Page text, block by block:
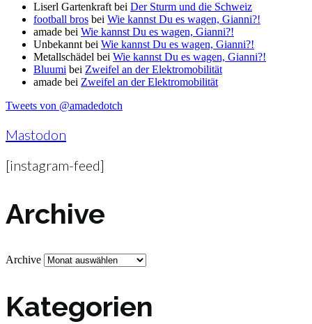
Liserl Gartenkraft bei Der Sturm und die Schweiz
football bros bei Wie kannst Du es wagen, Gianni?!
amade bei Wie kannst Du es wagen, Gianni?!
Unbekannt bei Wie kannst Du es wagen, Gianni?!
Metallschädel bei Wie kannst Du es wagen, Gianni?!
Bluumi bei Zweifel an der Elektromobilität
amade bei Zweifel an der Elektromobilität
Tweets von @amadedotch
Mastodon
[instagram-feed]
Archive
Archive
Kategorien